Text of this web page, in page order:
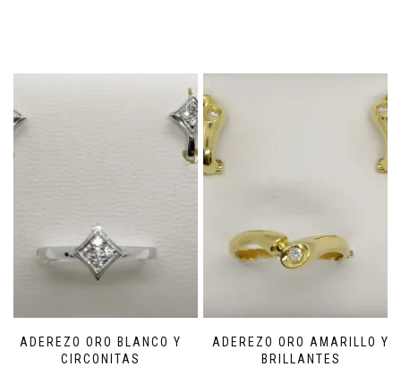
ADEREZO ORO BLANCO Y
CIRCONITAS
ADEREZO ORO AMARILLO Y
BRILLANTES